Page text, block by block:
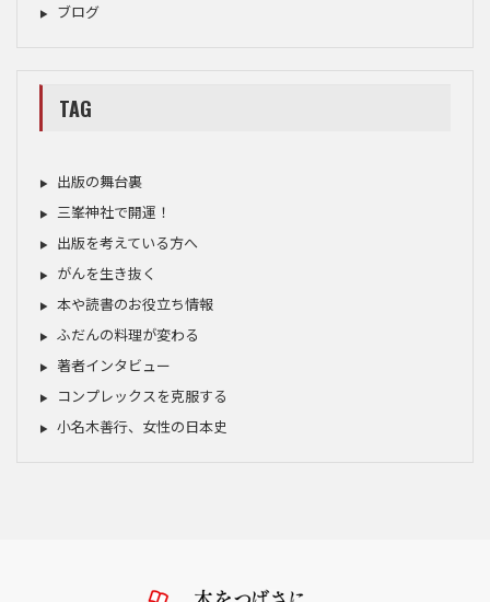
ブログ
TAG
出版の舞台裏
三峯神社で開運！
出版を考えている方へ
がんを生き抜く
本や読書のお役立ち情報
ふだんの料理が変わる
著者インタビュー
コンプレックスを克服する
小名木善行、女性の日本史